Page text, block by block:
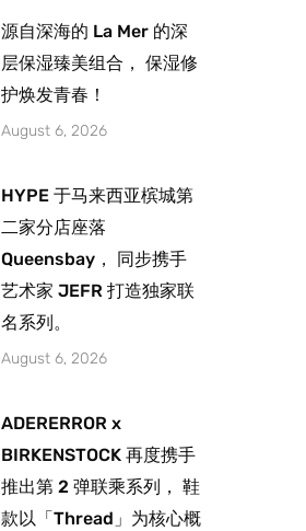
源自深海的 La Mer 的深
层保湿臻美组合， 保湿修
护焕发青春！
August 6, 2026
HYPE 于马来西亚槟城第
二家分店座落
Queensbay， 同步携手
艺术家 JEFR 打造独家联
名系列。
August 6, 2026
ADERERROR x
BIRKENSTOCK 再度携手
推出第 2 弹联乘系列， 鞋
款以「Thread」为核心概